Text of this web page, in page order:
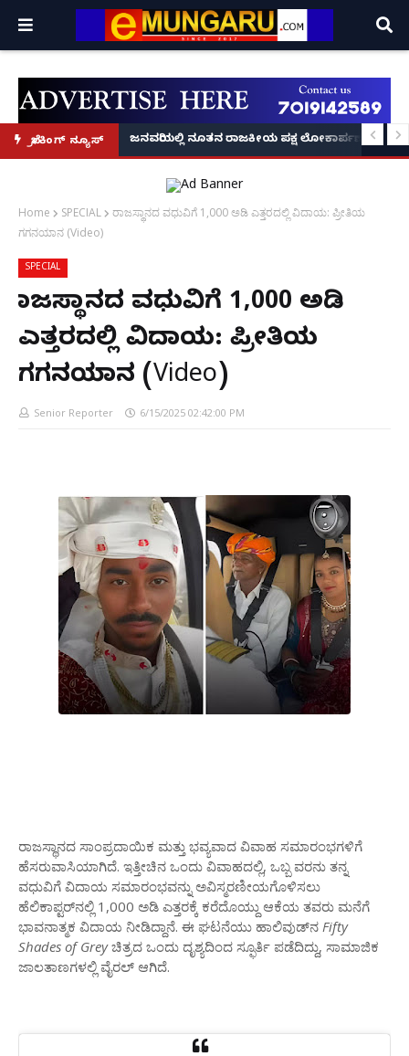
ಬ್ರೇಕಿಂಗ್ ನ್ಯೂಸ್
ಕಥೆ!
8 ಅಡಿಗೂ ಹೆಚ್ಚು ಉದ್ದದ ಕೂದಲು ಬೆಳೆಸಿ ಗಿನ್ನಿಸ್ ವಿಶ್ವ ದಾಖಲೆ ಬರೆದ ಭಾರತದ ರೇಣು
ಜನವರಿಯಲ್ಲಿ ನೂತನ ರಾಜಕೀಯ ಪಕ್ಷ ಲೋಕಾರ್ಪಣೆ – ನಟ
Home SPECIAL
ರಾಜಸ್ಥಾನದ ವಧುವಿಗೆ 1,000 ಅಡಿ ಎತ್ತರದಲ್ಲಿ ವಿದಾಯ: ಪ್ರೀತಿಯ
ಗಗನಯಾನ (Video)
SPECIAL
ರಾಜಸ್ಥಾನದ ವಧುವಿಗೆ 1,000 ಅಡಿ
ಎತ್ತರದಲ್ಲಿ ವಿದಾಯ: ಪ್ರೀತಿಯ
ಗಗನಯಾನ (Video)
Senior Reporter 6/15/2025 02:42:00 PM
ರಾಜಸ್ಥಾನದ ಸಾಂಪ್ರದಾಯಿಕ ಮತ್ತು ಭವ್ಯವಾದ ವಿವಾಹ ಸಮಾರಂಭಗಳಿಗೆ
ಹೆಸರುವಾಸಿಯಾಗಿದೆ. ಇತ್ತೀಚಿನ ಒಂದು ವಿವಾಹದಲ್ಲಿ, ಒಬ್ಬ ವರನು ತನ್ನ
ವಧುವಿಗೆ ವಿದಾಯ ಸಮಾರಂಭವನ್ನು ಅವಿಸ್ಮರಣೀಯಗೊಳಿಸಲು
ಹೆಲಿಕಾಪ್ಟರ್‌ನಲ್ಲಿ 1,000 ಅಡಿ ಎತ್ತರಕ್ಕೆ ಕರೆದೊಯ್ದು ಆಕೆಯ ತವರು ಮನೆಗೆ
ಭಾವನಾತ್ಮಕ ವಿದಾಯ ನೀಡಿದ್ದಾನೆ. ಈ ಘಟನೆಯು ಹಾಲಿವುಡ್‌ನ Fifty
Shades of Greyಚಿತ್ರದ ಒಂದು ದೃಶ್ಯದಿಂದ ಸ್ಫೂರ್ತಿ ಪಡೆದಿದ್ದು, ಸಾಮಾಜಿಕ
ಜಾಲತಾಣಗಳಲ್ಲಿ ವೈರಲ್ ಆಗಿದೆ.